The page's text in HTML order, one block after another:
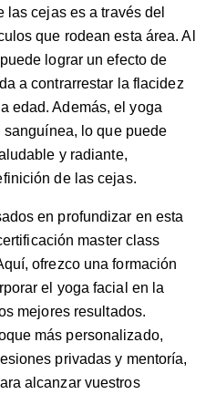
las cejas es a través del
que rodean esta área. Al
lograr un efecto de
a contrarrestar la flacidez
edad. Además, el yoga
lo que puede
y radiante,
de las cejas.
en profundizar en esta
master class
ofrezco una formación
el yoga facial en la
mejores resultados.
más personalizado,
privadas y mentoría,
alcanzar vuestros